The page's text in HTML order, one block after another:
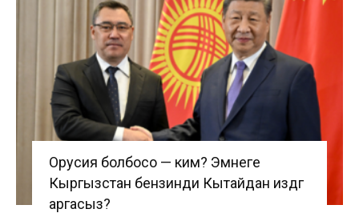
Орусия болбосо — ким? Эмнеге
Кыргызстан бензинди Кытайдан издөөгө
аргасыз?